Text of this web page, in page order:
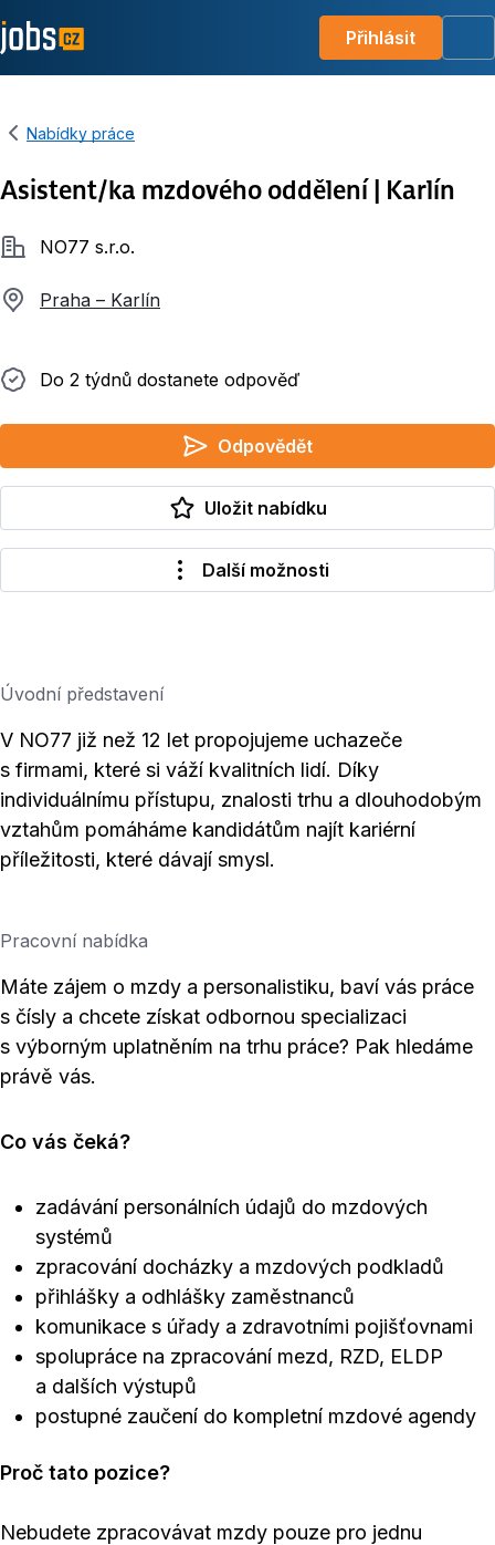
Přihlásit
Nabídky práce
Asistent/ka mzdového oddělení | Karlín
SpolečnostNO77 s.r.o.
Praha – Karlín
Do 2 týdnů dostanete odpověď
Do 2 týdnů dostanete odpověď
Odpovědět
Uložit nabídku
Další možnosti
Úvodní představení
V NO77 již než 12 let propojujeme uchazeče
s firmami, které si váží kvalitních lidí. Díky
individuálnímu přístupu, znalosti trhu a dlouhodobým
vztahům pomáháme kandidátům najít kariérní
příležitosti, které dávají smysl.
Pracovní nabídka
Máte zájem o mzdy a personalistiku, baví vás práce
s čísly a chcete získat odbornou specializaci
s výborným uplatněním na trhu práce? Pak hledáme
právě vás.
Co vás čeká?
zadávání personálních údajů do mzdových
systémů
zpracování docházky a mzdových podkladů
přihlášky a odhlášky zaměstnanců
komunikace s úřady a zdravotními pojišťovnami
spolupráce na zpracování mezd, RZD, ELDP
a dalších výstupů
postupné zaučení do kompletní mzdové agendy
Proč tato pozice?
Nebudete zpracovávat mzdy pouze pro jednu